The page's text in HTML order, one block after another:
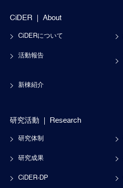
CiDER About
CiDERについて
活動報告
新棟紹介
研究活動 Research
研究体制
研究成果
CiDER-DP